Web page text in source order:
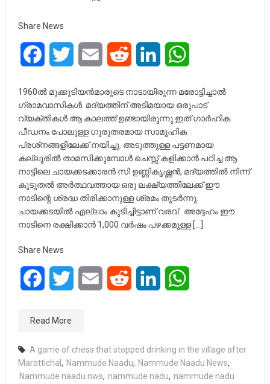
Share News
FacebookTwitter Email Reddit LinkedIn
1960ൽ മുക്കുടിയൻമാരുടെ നാടായിരുന്ന മരോട്ടിച്ചാൽ
ഗ്രാമവാസികൾ. മദ്യത്തിന് അടിമയായ ഒരുപാട്
വ്യക്തികൾ ആ കാലത്ത് ഉണ്ടായിരുന്നു.ഇത് ഗാർഹിക
പീഡനം പോലുള്ള ഗുരുതരമായ സാമൂഹിക
പ്രശ്‌നങ്ങളിലേക്ക് നയിച്ചു. അടുത്തുള്ള പട്ടണമായ
കല്ലൂരിൽ താമസിക്കുമ്പോൾ ചെസ്സ് കളിക്കാൻ പഠിച്ച ആ
നാട്ടിലെ ചായക്കടക്കാരൻ സി ഉണ്ണികൃഷ്ണൻ, മദ്യത്തിൽ നിന്ന്
കൂടുതൽ അർത്ഥവത്തായ ഒരു ലക്ഷ്യത്തിലേക്ക് ഈ
നാടിന്റെ ശ്രദ്ധ തിരിക്കാനുള്ള ശ്രമം തുടർന്നു.
ചായക്കടയിൽ എല്ലാം കുടിച്ചിട്ടാണ് വരവ് . അദ്ദേഹം ഈ
നാടിനെ രക്ഷിക്കാൻ 1,000 വർഷം പഴക്കമുള്ള […]
Share News
FacebookTwitter Email Reddit LinkedIn
Read More
A game of chess that stopped drinking in the village after
Marottichal, Nammude Naadu, Nammude Naadu News,
Nammude naadu nws, nammude nadu, nammude nadu